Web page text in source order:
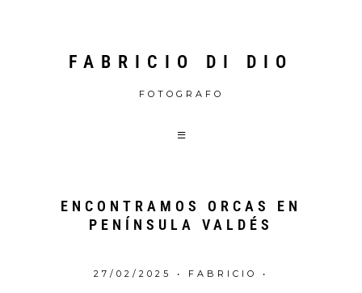
FABRICIO DI DIO
FOTOGRAFO
ENCONTRAMOS ORCAS EN
PENÍNSULA VALDÉS
27/02/2025 • FABRICIO •